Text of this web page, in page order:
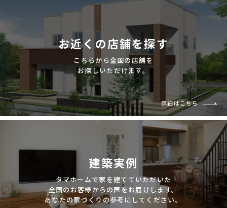
お近くの店舗を探す
こちらから全国の店舗を
お探しいただけます。
詳細はこちら
建築実例
タマホームで家を建てていただいた
全国のお客様からの声をお届けします。
あなたの家づくりの参考にしてください。